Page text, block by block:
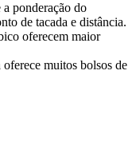
ponderação do
de tacada e distância.
oferecem maior
muitos bolsos de